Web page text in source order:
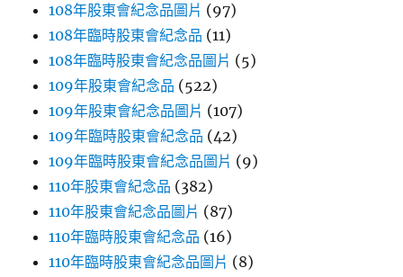
108年股東會紀念品圖片 (97)
108年臨時股東會紀念品 (11)
108年臨時股東會紀念品圖片 (5)
109年股東會紀念品 (522)
109年股東會紀念品圖片 (107)
109年臨時股東會紀念品 (42)
109年臨時股東會紀念品圖片 (9)
110年股東會紀念品 (382)
110年股東會紀念品圖片 (87)
110年臨時股東會紀念品 (16)
110年臨時股東會紀念品圖片 (8)